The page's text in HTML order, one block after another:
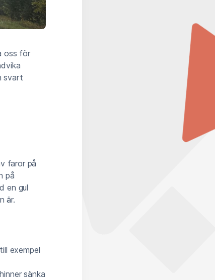
oss för
svart
faror på
på
en gul
är.
exempel
sänka